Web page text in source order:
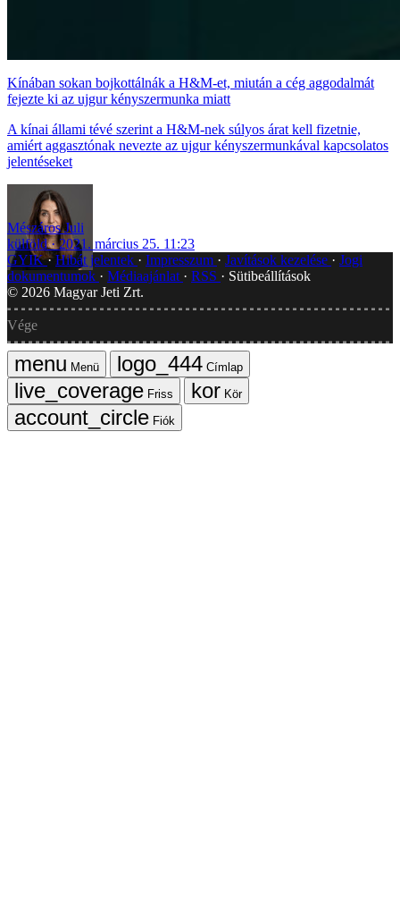
Kínában sokan bojkottálnák a H&M-et, miután a cég aggodalmát
fejezte ki az ujgur kényszermunka miatt
A kínai állami tévé szerint a H&M-nek súlyos árat kell fizetnie,
amiért aggasztónak nevezte az ujgur kényszermunkával kapcsolatos
jelentéseket
Mészáros Juli
külföld
2021. március 25. 11:23
GYIK Hibát jelentek Impresszum Javítások kezelése
Jogi
dokumentumok
Médiaajánlat RSS
Sütibeállítások
© 2026 Magyar Jeti Zrt.
Vége
Menü
Címlap
Friss
Kör
Fiók